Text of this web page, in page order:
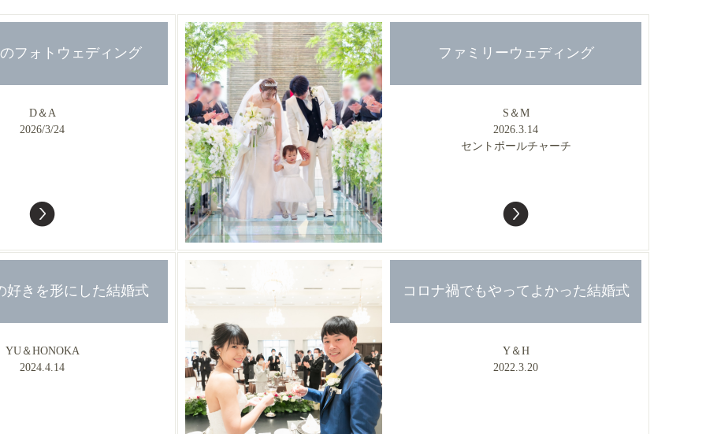
フォトウェディング
D＆A
2026/3/24
ファミリーウェディング
S＆M
2026.3.14
セントポールチャーチ
好きを形にした結婚式
YU＆HONOKA
2024.4.14
コロナ禍でもやってよかった結婚式
Y＆H
2022.3.20